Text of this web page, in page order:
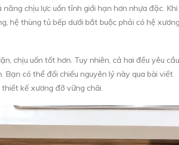
chịu lực uốn tĩnh giới hạn hơn nhựa đặc. Khi
hệ thùng tủ bếp dưới bắt buộc phải có hệ
chịu uốn tốt hơn. Tuy nhiên, cả hai đều yêu cầu
có thể đối chiếu nguyên lý này qua bài viết
kế xương đỡ vững chãi.